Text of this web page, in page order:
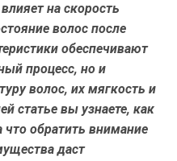
на скорость
волос после
обеспечивают
процесс, но и
волос, их мягкость и
статье вы узнаете, как
обратить внимание
даст